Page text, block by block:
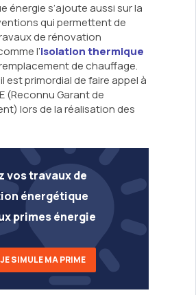
énergie s’ajoute aussi sur la
qui permettent de
de rénovation
l’isolation thermique
de chauffage.
est primordial de faire appel à
(Reconnu Garant de
lors de la réalisation des
vos travaux de
énergétique
primes énergie
JE SIMULE MA PRIME